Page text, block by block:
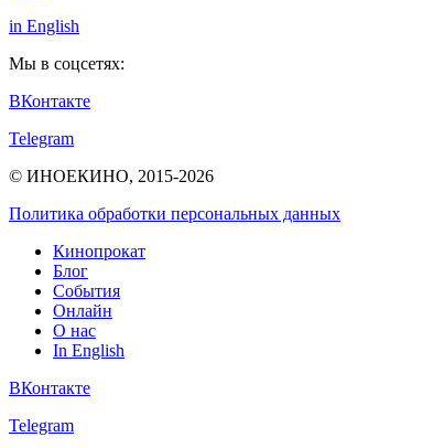
in English
Мы в соцсетях:
ВКонтакте
Telegram
© ИНОЕКИНО, 2015-2026
Политика обработки персональных данных
Кинопрокат
Блог
События
Онлайн
О нас
In English
ВКонтакте
Telegram